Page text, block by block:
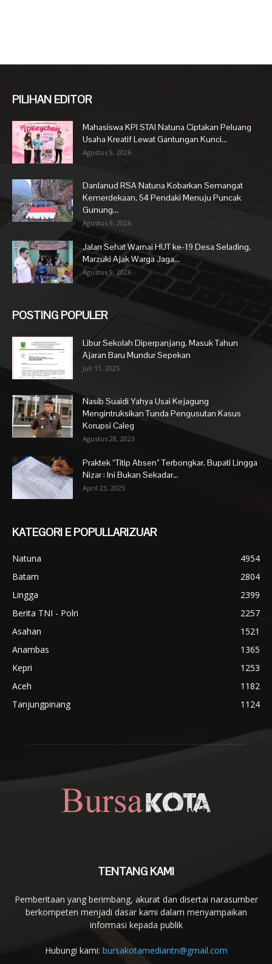
PILIHAN EDITOR
Mahasiswa KPI STAI Natuna Ciptakan Peluang
Usaha Kreatif Lewat Gantungan Kunci...
Agustus 9, 2026
Danlanud RSA Natuna Kobarkan Semangat
Kemerdekaan, 54 Pendaki Menuju Puncak
Gunung...
Agustus 9, 2026
Jalan Sehat Warnai HUT ke-19 Desa Selading,
Marzuki Ajak Warga Jaga...
Agustus 9, 2026
POSTING POPULER
Libur Sekolah Diperpanjang, Masuk Tahun
Ajaran Baru Mundur Sepekan
Juli 11, 2025
Nasib Suaidi Yahya Usai Kejagung
Mengintruksikan Tunda Pengusutan Kasus
Korupsi Caleg
Agustus 28, 2023
Praktek “Titip Absen” Terbongkar, Bupati Lingga
Nizar : Ini Bukan Sekadar...
April 23, 2025
KATEGORI E POPULLARIZUAR
Natuna
4954
Batam
2804
Lingga
2399
Berita TNI - Polri
2257
Asahan
1521
Anambas
1365
Kepri
1253
Aceh
1182
Tanjungpinang
1124
TENTANG KAMI
Pemberitaan yang berimbang, akurat dan disertai narasumber
berkompeten menjadi dasar kami dalam menyampaikan
informasi kepada publik
Hubungi kami: bursakotamediantn@gmail.com